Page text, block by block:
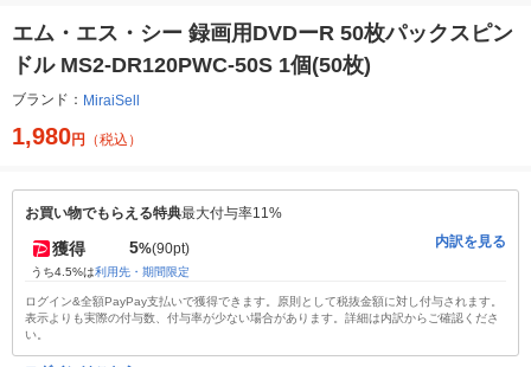
エム・エス・シー 録画用DVDーR 50枚パックスピン
ドル MS2-DR120PWC-50S 1個(50枚)
ブランド： MiraiSell
1,980円 （税込）
お買い物でもらえる特典最大付与率11%
獲得 5%(90pt)
うち4.5%は利用先・期間限定
内訳を見る
ログイン&全額PayPay支払いで獲得できます。原則として税抜金額に対し付与されます。
表示よりも実際の付与数、付与率が少ない場合があります。詳細は内訳からご確認くださ
い。